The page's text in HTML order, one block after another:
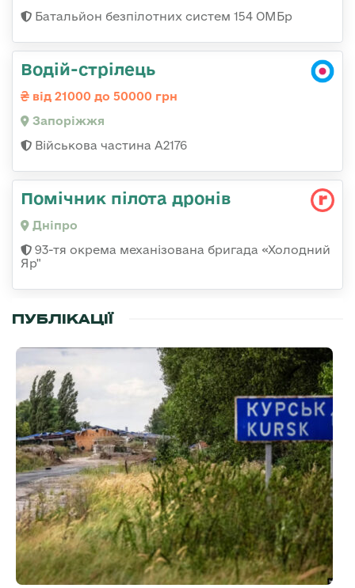
Батальйон безпілотних систем 154 ОМБр
Водій-стрілець
від 21000 до 50000 грн
Запоріжжя
Військова частина А2176
Помічник пілота дронів
Дніпро
93-тя окрема механізована бригада «Холодний
Яр"
ПУБЛІКАЦІЇ